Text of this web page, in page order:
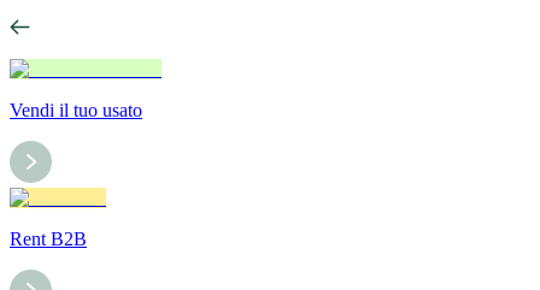
Vendi il tuo usato
Rent B2B